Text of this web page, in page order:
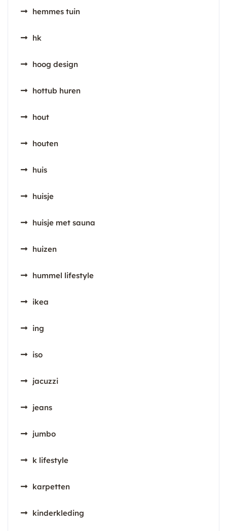
hemmes tuin
hk
hoog design
hottub huren
hout
houten
huis
huisje
huisje met sauna
huizen
hummel lifestyle
ikea
ing
iso
jacuzzi
jeans
jumbo
k lifestyle
karpetten
kinderkleding